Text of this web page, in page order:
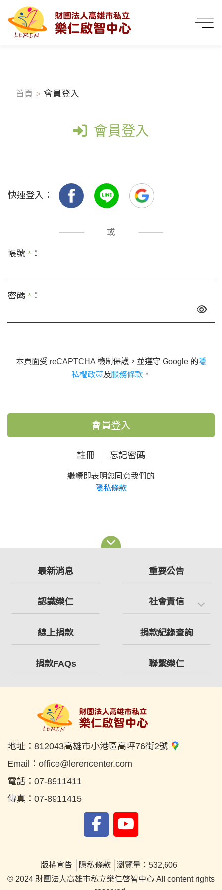
首頁 會員登入
會員登入
快速登入：
或
帳號 * ：
密碼 * ：
本頁面受 reCAPTCHA 機制保護，並遵守 Google 的隱
私權政策及服務條款 。
會員登入
註冊 忘記密碼
繼續即表明您同意我們的
隱私條款
最新消息 重要公告
認識樂仁 社會責信
線上捐款 捐款紀錄查詢
捐款FAQs 聯繫樂仁
地址： 812043高雄市小港區高坪76街2號
Email： office@lerencenter.com
電話： 07-8911411
傳真： 07-8911415
版權宣告 隱私條款
瀏覽量：532,606
© 2024 財團法人高雄市私立樂仁啓智中心 All content rights